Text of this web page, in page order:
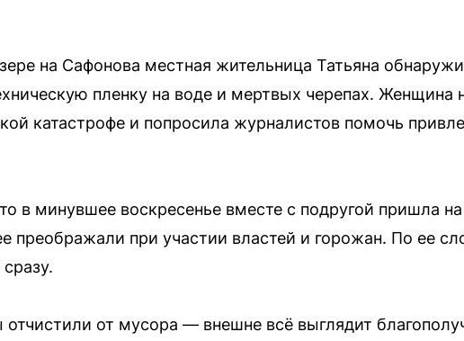
на Сафонова местная жительница Татьяна
пленку на воде и мертвых черепах. Женщина
катастрофе и попросила журналистов помочь
в минувшее воскресенье вместе с подругой пришла
преображали при участии властей и горожан. По ее
от мусора — внешне всё выглядит